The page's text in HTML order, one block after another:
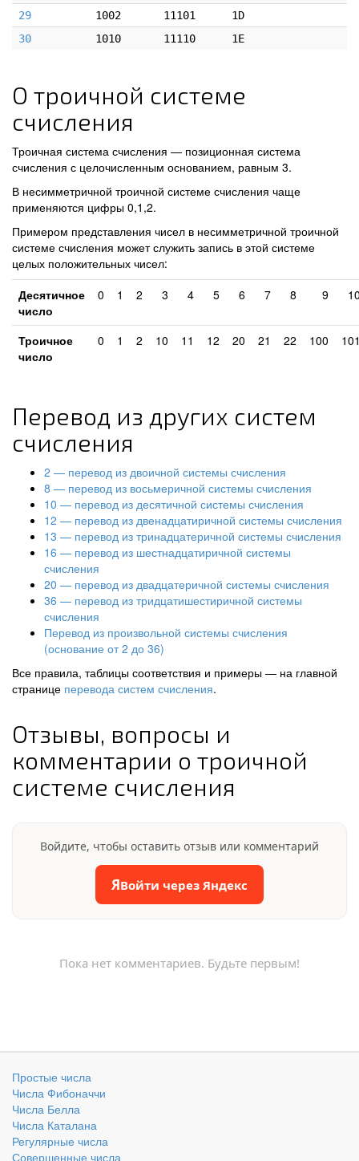
29
1002 11101
1D
30
1010 11110 1E
О троичной системе
счисления
Троичная система счисления — позиционная система
счисления с целочисленным основанием, равным 3.
В несимметричной троичной системе счисления чаще
применяются цифры 0,1,2.
Примером представления чисел в несимметричной троичной
системе счисления может служить запись в этой системе
целых положительных чисел:
Десятичное
число
0 1 2 3 4 5 6 7 8 9
Троичное
число
0 1 2 10 11 12 20 21 22 100
Перевод из других систем
счисления
2 — перевод из двоичной системы счисления
8 — перевод из восьмеричной системы счисления
10 — перевод из десятичной системы счисления
12 — перевод из двенадцатиричной системы счисления
13 — перевод из тринадцатеричной системы счисления
16 — перевод из шестнадцатиричной системы
счисления
20 — перевод из двадцатеричной системы счисления
36 — перевод из тридцатишестиричной системы
счисления
Перевод из произвольной системы счисления
(основание от 2 до 36)
Все правила, таблицы соответствия и примеры — на главной
странице перевода систем счисления.
Отзывы, вопросы и
комментарии о троичной
системе счисления
Войдите, чтобы оставить отзыв или комментарий
ЯВойти через Яндекс
Пока нет комментариев. Будьте первым!
Простые числа
Числа Фибоначчи
Числа Белла
Числа Каталана
Регулярные числа
Совершенные числа